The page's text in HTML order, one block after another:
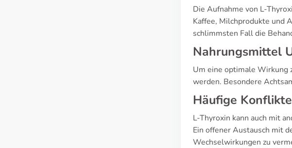
Die Aufnahme von L-
Kaffee, Milchprodukte und
schlimmsten Fall die
Nahrungsmittel
Um eine optimale Wirkung
werden. Besondere
Häufige
L-Thyroxin kann auch mit
Ein offener Austausch mit
Wechselwirkungen zu